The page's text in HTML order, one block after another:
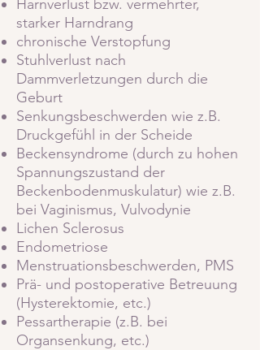
Harnverlust bzw. vermehrter,
starker Harndrang
chronische Verstopfung
Stuhlverlust nach
Dammverletzungen durch die
Geburt
Senkungsbeschwerden wie z.B.
Druckgefühl in der Scheide
Beckensyndrome (durch zu hohen
Spannungszustand der
Beckenbodenmuskulatur) wie z.B.
bei Vaginismus, Vulvodynie
Lichen Sclerosus
Endometriose
Menstruationsbeschwerden, PMS
Prä- und postoperative Betreuung
(Hysterektomie, etc.)
Pessartherapie (z.B. bei
Organsenkung, etc.)